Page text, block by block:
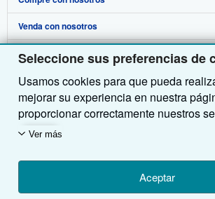
Seleccione sus preferencias de
Usamos cookies para que pueda
mejorar su experiencia en nuestra
proporcionar correctamente nuestros
utilizamos cookies para comprender el
midiendo las visitas al sitio) y así
mejoras. Si está de acuerdo, también
cookies de terceros para mostrar
Ver más
Aceptar
Búsqueda avanzada
Colecciones
Mi cuenta
Mis pedidos
Ver carrito
Venda con nosotros
Comenzar a vender
Únase a nuestro programa de afiliados
Recomiende un vendedor
Sobre nosotros
Sobre IberLibro
Medios
Empleo
Política de Privacidad
Obtener Ayuda
Preguntas frecuentes y guías
Atención al Cliente
Otras compañías de AbeBooks
AbeBooks.com
AbeBooks.co.uk
Siga a IberLibro